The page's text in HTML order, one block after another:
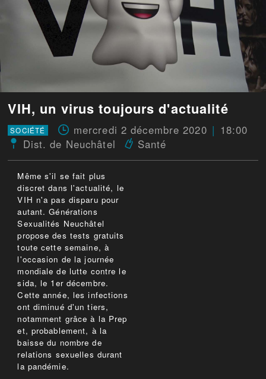
VIH, un virus toujours d'actualité
SOCIÉTÉ mercredi 2 décembre 2020
18:00
Dist. de Neuchâtel
Santé
Même s'il se fait plus
discret dans l'actualité, le
VIH n'a pas disparu pour
autant. Générations
Sexualités Neuchâtel
propose des tests gratuits
toute cette semaine, à
l'occasion de la journée
mondiale de lutte contre le
sida, le 1er décembre.
Cette année, les infections
ont diminué d'un tiers,
notamment grâce à la Prep
et, probablement, à la
baisse du nombre de
relations sexuelles durant
la pandémie.